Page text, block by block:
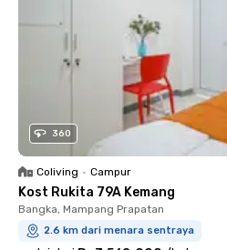
360
Coliving • Campur
Kost Rukita 79A Kemang
Bangka, Mampang Prapatan
2.6 km dari menara sentraya